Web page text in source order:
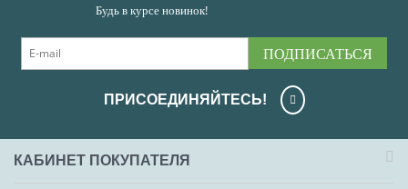
Будь в курсе новинок!
ПОДПИСАТЬСЯ
ПРИСОЕДИНЯЙТЕСЬ!
КАБИНЕТ ПОКУПАТЕЛЯ